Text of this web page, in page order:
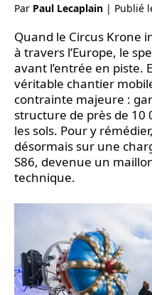
Par Paul Lecaplain | Publié
Quand le Circus Krone
à travers l’Europe, le
avant l’entrée en piste.
véritable chantier
contrainte majeure :
structure de près de 10
les sols. Pour y
désormais sur une
S86, devenue un
technique.